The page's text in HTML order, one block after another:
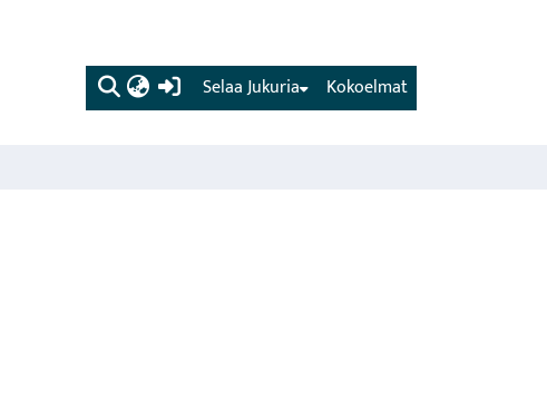
(current) Kokoelmat
Selaa Jukuria